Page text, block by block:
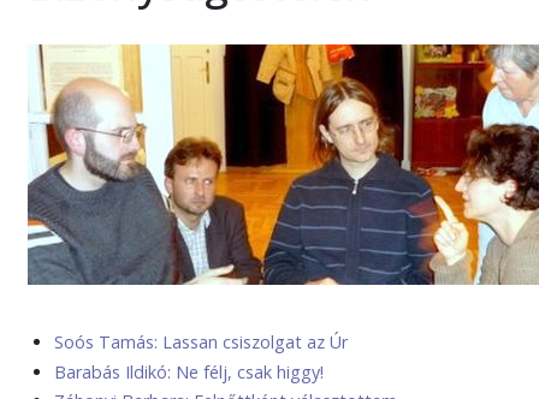
Soós Tamás: Lassan csiszolgat az Úr
Barabás Ildikó: Ne félj, csak higgy!